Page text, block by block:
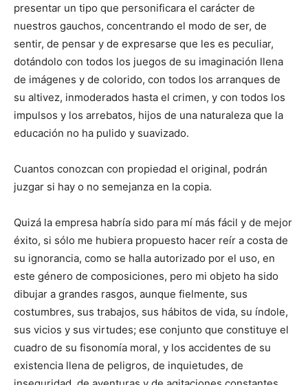
presentar un tipo que personificara el carácter de
nuestros gauchos, concentrando el modo de ser, de
sentir, de pensar y de expresarse que les es peculiar,
dotándolo con todos los juegos de su imaginación llena
de imágenes y de colorido, con todos los arranques de
su altivez, inmoderados hasta el crimen, y con todos los
impulsos y los arrebatos, hijos de una naturaleza que la
educación no ha pulido y suavizado.
Cuantos conozcan con propiedad el original, podrán
juzgar si hay o no semejanza en la copia.
Quizá la empresa habría sido para mí más fácil y de mejor
éxito, si sólo me hubiera propuesto hacer reír a costa de
su ignorancia, como se halla autorizado por el uso, en
este género de composiciones, pero mi objeto ha sido
dibujar a grandes rasgos, aunque fielmente, sus
costumbres, sus trabajos, sus hábitos de vida, su índole,
sus vicios y sus virtudes; ese conjunto que constituye el
cuadro de su fisonomía moral, y los accidentes de su
existencia llena de peligros, de inquietudes, de